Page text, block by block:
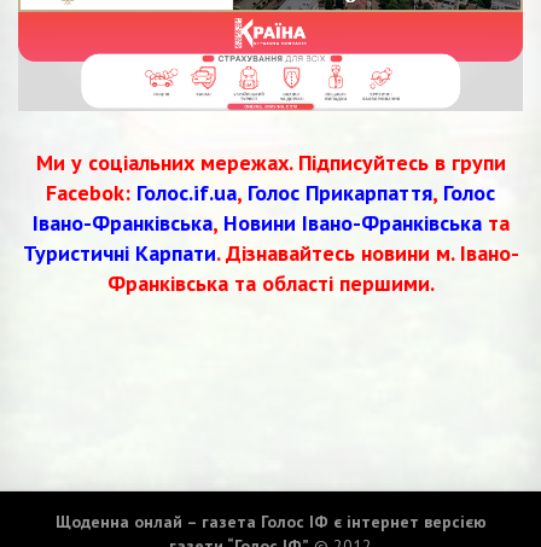
Ми у соціальних мережах. Підписуйтесь в групи
Facebok: Голос.if.ua, Голос Прикарпаття, Голос
Івано-Франківська, Новини Івано-Франківськата
Туристичні Карпати. Дізнавайтесь новини м. Івано-
Франківська та області першими.
Щоденна онлай – газета Голос ІФ є інтернет версією